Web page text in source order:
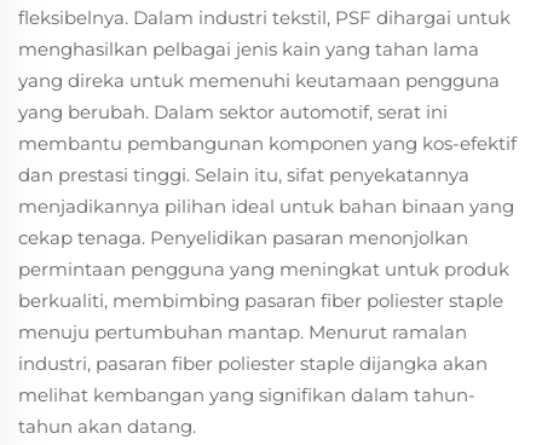
fleksibelnya. Dalam industri tekstil, PSF dihargai untuk
menghasilkan pelbagai jenis kain yang tahan lama
yang direka untuk memenuhi keutamaan pengguna
yang berubah. Dalam sektor automotif, serat ini
membantu pembangunan komponen yang kos-efektif
dan prestasi tinggi. Selain itu, sifat penyekatannya
menjadikannya pilihan ideal untuk bahan binaan yang
cekap tenaga. Penyelidikan pasaran menonjolkan
permintaan pengguna yang meningkat untuk produk
berkualiti, membimbing pasaran fiber poliester staple
menuju pertumbuhan mantap. Menurut ramalan
industri, pasaran fiber poliester staple dijangka akan
melihat kembangan yang signifikan dalam tahun-
tahun akan datang.